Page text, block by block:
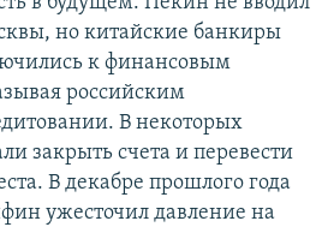
но китайские банкиры
к финансовым
российским
В некоторых
закрыть счета и перевести
В декабре прошлого года
ужесточил давление на